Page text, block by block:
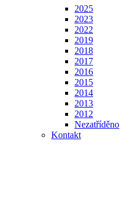
2025
2023
2022
2019
2018
2017
2016
2015
2014
2013
2012
Nezatříděno
Kontakt